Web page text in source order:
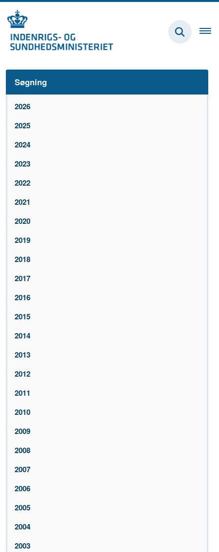
Søgning
2026
2025
2024
2023
2022
2021
2020
2019
2018
2017
2016
2015
2014
2013
2012
2011
2010
2009
2008
2007
2006
2005
2004
2003